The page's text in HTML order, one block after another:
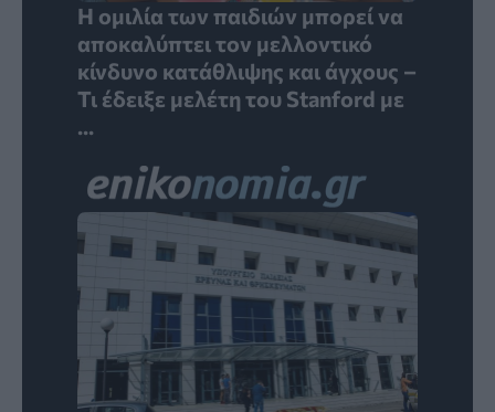
Η ομιλία των παιδιών μπορεί να
αποκαλύπτει τον μελλοντικό
κίνδυνο κατάθλιψης και άγχους –
Τι έδειξε μελέτη του Stanford με
...